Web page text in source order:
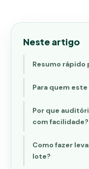
Neste artigo
Resumo rápido
Para quem
Por que
com facilidade?
Como fazer
lote?